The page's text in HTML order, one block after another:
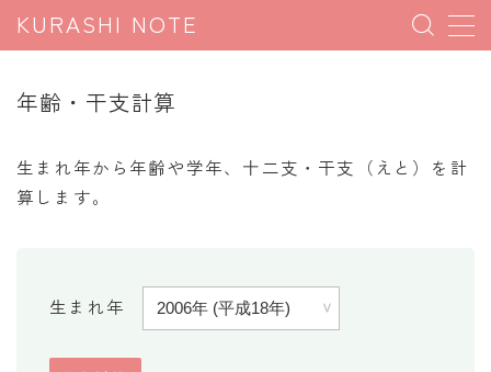
KURASHI NOTE
暮らしの豆知識
パソコン豆知識
年齢・干支計算
生まれ年から年齢や学年、十二支・干支（えと）を計
算します。
生まれ年